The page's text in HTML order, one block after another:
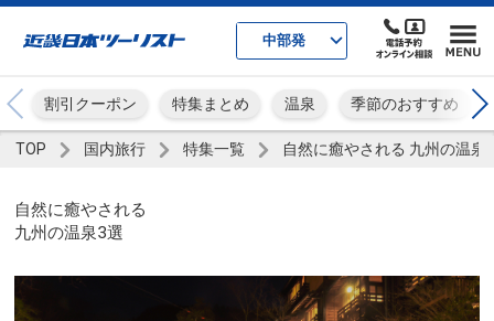
中部発
割引クーポン 特集まとめ 温泉 季節のおすすめ
TOP 国内旅行 特集一覧 自然に癒やされる 九州の温泉
自然に癒やされる
九州の温泉3選